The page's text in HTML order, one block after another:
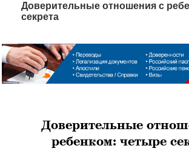
Доверительные отношения с
секрета
Доверительные
ребенком: четыре